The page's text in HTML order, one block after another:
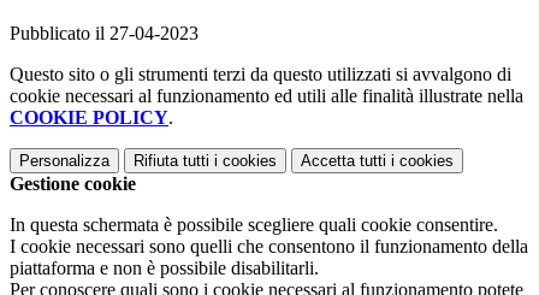
Pubblicato il 27-04-2023
Questo sito o gli strumenti terzi da questo utilizzati si avvalgono di
cookie necessari al funzionamento ed utili alle finalità illustrate nella
COOKIE POLICY.
Personalizza Rifiuta tutti i cookies Accetta tutti i cookies
Gestione cookie
In questa schermata è possibile scegliere quali cookie consentire.
I cookie necessari sono quelli che consentono il funzionamento della
piattaforma e non è possibile disabilitarli.
Per conoscere quali sono i cookie necessari al funzionamento potete